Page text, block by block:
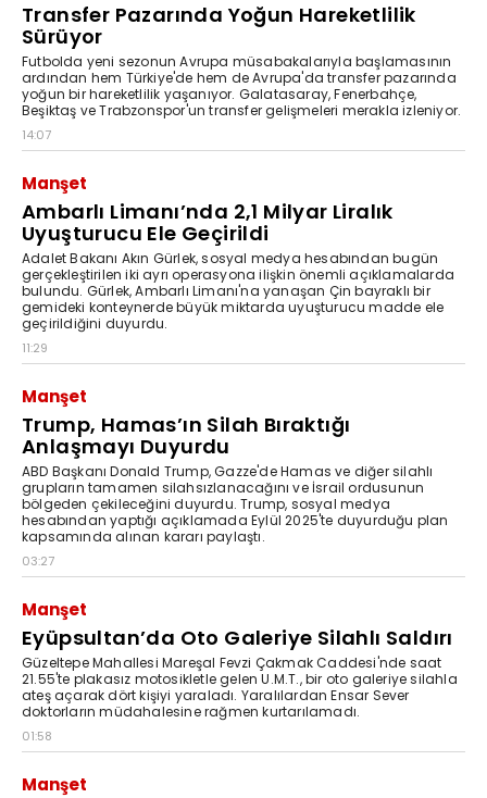
Transfer Pazarında Yoğun Hareketlilik
Sürüyor
Futbolda yeni sezonun Avrupa müsabakalarıyla başlamasının
ardından hem Türkiye'de hem de Avrupa'da transfer pazarında
yoğun bir hareketlilik yaşanıyor. Galatasaray, Fenerbahçe,
Beşiktaş ve Trabzonspor'un transfer gelişmeleri merakla izleniyor.
14:07
Manşet
Ambarlı Limanı’nda 2,1 Milyar Liralık
Uyuşturucu Ele Geçirildi
Adalet Bakanı Akın Gürlek, sosyal medya hesabından bugün
gerçekleştirilen iki ayrı operasyona ilişkin önemli açıklamalarda
bulundu. Gürlek, Ambarlı Limanı'na yanaşan Çin bayraklı bir
gemideki konteynerde büyük miktarda uyuşturucu madde ele
geçirildiğini duyurdu.
11:29
Manşet
Trump, Hamas’ın Silah Bıraktığı
Anlaşmayı Duyurdu
ABD Başkanı Donald Trump, Gazze'de Hamas ve diğer silahlı
grupların tamamen silahsızlanacağını ve İsrail ordusunun
bölgeden çekileceğini duyurdu. Trump, sosyal medya
hesabından yaptığı açıklamada Eylül 2025'te duyurduğu plan
kapsamında alınan kararı paylaştı.
03:27
Manşet
Eyüpsultan’da Oto Galeriye Silahlı Saldırı
Güzeltepe Mahallesi Mareşal Fevzi Çakmak Caddesi'nde saat
21.55'te plakasız motosikletle gelen U.M.T., bir oto galeriye silahla
ateş açarak dört kişiyi yaraladı. Yaralılardan Ensar Sever
doktorların müdahalesine rağmen kurtarılamadı.
01:58
Manşet